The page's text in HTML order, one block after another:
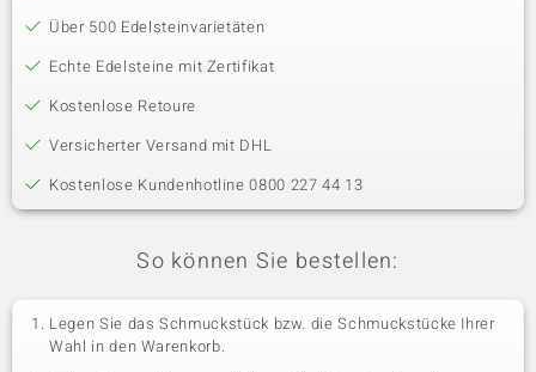
Über 500 Edelsteinvarietäten
Echte Edelsteine mit Zertifikat
Kostenlose Retoure
Versicherter Versand mit DHL
Kostenlose Kundenhotline 0800 227 44 13
So können Sie bestellen:
Legen Sie das Schmuckstück bzw. die Schmuckstücke Ihrer
Wahl in den Warenkorb.